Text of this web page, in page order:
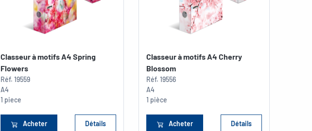
Classeur à motifs A4 Spring
Flowers
Réf. 19559
A4
1 piece
Acheter Détails
Classeur à motifs A4 Cherry
Blossom
Réf. 19556
A4
1 pièce
Acheter Détails